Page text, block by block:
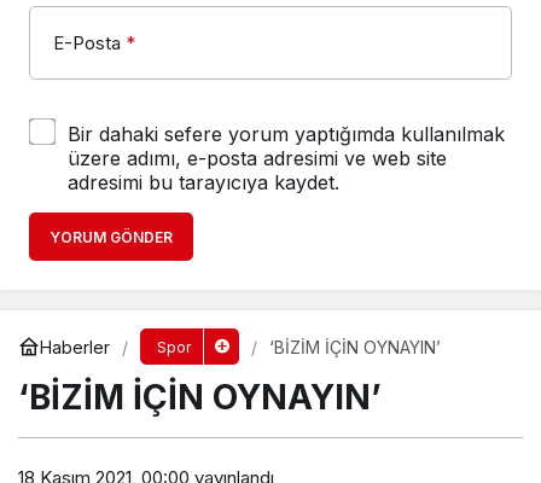
E-Posta *
Bir dahaki sefere yorum yaptığımda kullanılmak
üzere adımı, e-posta adresimi ve web site
adresimi bu tarayıcıya kaydet.
YORUM GÖNDER
Haberler Spor ‘BİZİM İÇİN OYNAYIN’
‘BİZİM İÇİN OYNAYIN’
18 Kasım 2021, 00:00 yayınlandı